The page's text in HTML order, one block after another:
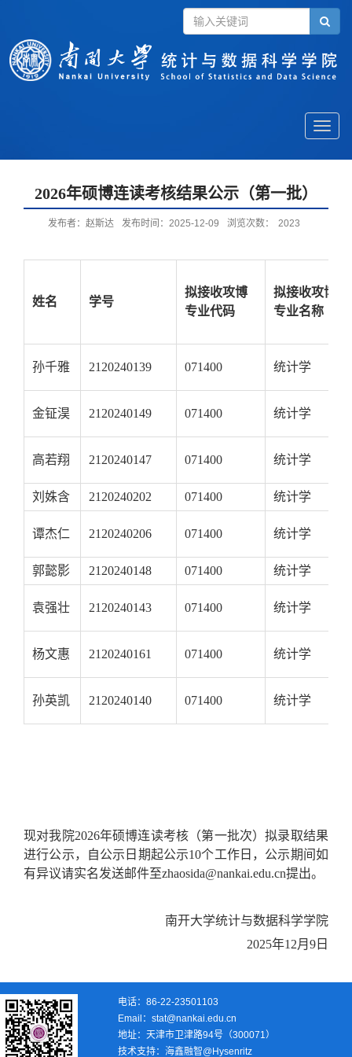
Toggle
2026年硕博连读考核结果公示（第一批）
发布者：赵斯达 发布时间：2025-12-09 浏览次数： 2023
姓名 学号
拟接收攻博
专业代码
拟接收攻博
专业名称
孙千雅 2120240139 071400 统计学
金钲淏 2120240149 071400 统计学
高若翔 2120240147 071400 统计学
刘姝含 2120240202 071400 统计学
谭杰仁 2120240206 071400 统计学
郭懿影 2120240148 071400 统计学
袁强壮 2120240143 071400 统计学
杨文惠 2120240161 071400 统计学
孙英凯 2120240140 071400 统计学
现对我院2026年硕博连读考核（第一批次）拟录取结果
进行公示，自公示日期起公示10个工作日，公示期间如
有异议请实名发送邮件至zhaosida@nankai.edu.cn提出。
南开大学统计与数据科学学院
2025年12月9 日
电话：86-22-23501103
Email：stat@nankai.edu.cn
地址：天津市卫津路94号（300071）
技术支持： 海鑫融智@Hysenritz